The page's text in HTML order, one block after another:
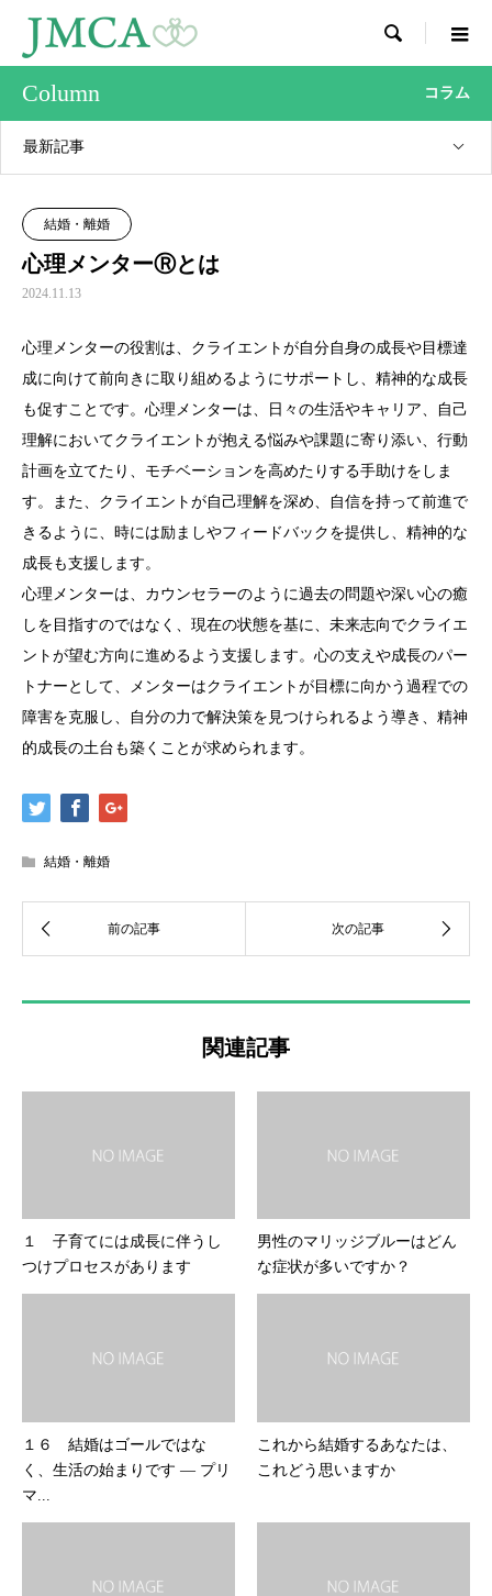

Column コラム
最新記事
結婚・離婚
心理メンターⓇとは
2024.11.13
心理メンターの役割は、クライエントが自分自身の成長や目標達
成に向けて前向きに取り組めるようにサポートし、精神的な成長
も促すことです。心理メンターは、日々の生活やキャリア、自己
理解においてクライエントが抱える悩みや課題に寄り添い、行動
計画を立てたり、モチベーションを高めたりする手助けをしま
す。また、クライエントが自己理解を深め、自信を持って前進で
きるように、時には励ましやフィードバックを提供し、精神的な
成長も支援します。
心理メンターは、カウンセラーのように過去の問題や深い心の癒
しを目指すのではなく、現在の状態を基に、未来志向でクライエ
ントが望む方向に進めるよう支援します。心の支えや成長のパー
トナーとして、メンターはクライエントが目標に向かう過程での
障害を克服し、自分の力で解決策を見つけられるよう導き、精神
的成長の土台も築くことが求められます。
結婚・離婚
関連記事
１ 子育てには成長に伴うし
つけプロセスがあります
男性のマリッジブルーはどん
な症状が多いですか？
１６ 結婚はゴールではな
く、生活の始まりです ― プリ
マ...
これから結婚するあなたは、
これどう思いますか